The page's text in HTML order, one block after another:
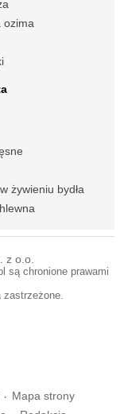
ozima
żywieniu bydła
z o.o.
są chronione prawami
Mapa strony